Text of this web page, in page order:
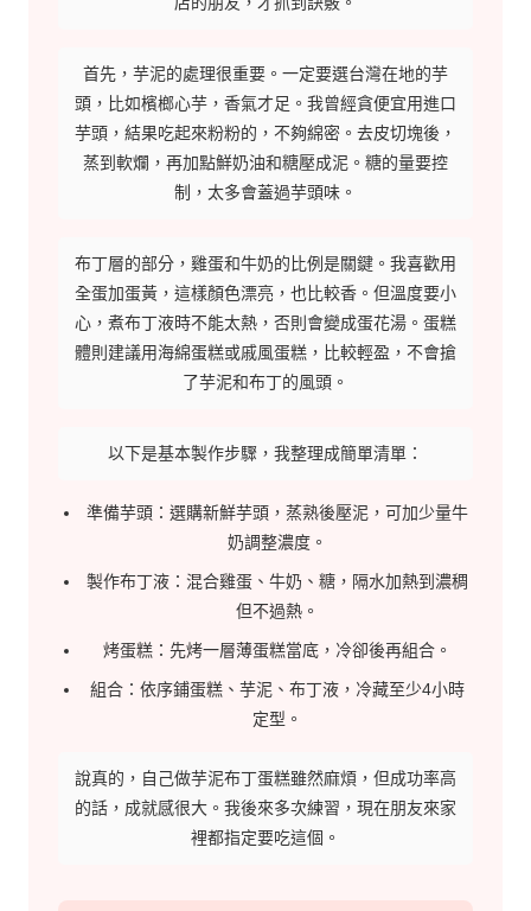
首先，芋泥的處理很重要。一定要選台灣在地的芋
頭，比如檳榔心芋，香氣才足。我曾經貪便宜用進口
芋頭，結果吃起來粉粉的，不夠綿密。去皮切塊後，
蒸到軟爛，再加點鮮奶油和糖壓成泥。糖的量要控
制，太多會蓋過芋頭味。
布丁層的部分，雞蛋和牛奶的比例是關鍵。我喜歡用
全蛋加蛋黃，這樣顏色漂亮，也比較香。但溫度要小
心，煮布丁液時不能太熱，否則會變成蛋花湯。蛋糕
體則建議用海綿蛋糕或戚風蛋糕，比較輕盈，不會搶
了芋泥和布丁的風頭。
以下是基本製作步驟，我整理成簡單清單：
準備芋頭：選購新鮮芋頭，蒸熟後壓泥，可加少量牛
奶調整濃度。
製作布丁液：混合雞蛋、牛奶、糖，隔水加熱到濃稠
但不過熱。
烤蛋糕：先烤一層薄蛋糕當底，冷卻後再組合。
組合：依序鋪蛋糕、芋泥、布丁液，冷藏至少4小時
定型。
說真的，自己做芋泥布丁蛋糕雖然麻煩，但成功率高
的話，成就感很大。我後來多次練習，現在朋友來家
裡都指定要吃這個。